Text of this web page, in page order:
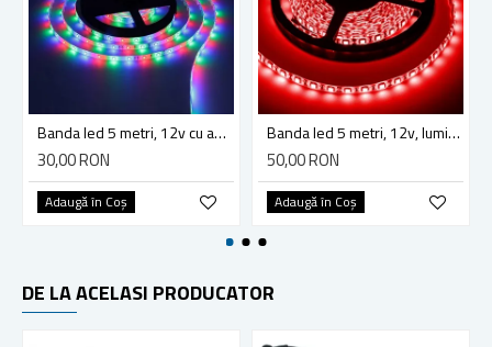
Banda led 5 metri, 12v cu adaptor, lumina RGB, telecomanda, adeziva
30,00 RON
Adaugă în Coş
Banda led 5 metri, 12v, lumina culoare rosu, 7.2w, ip65
50,00 RON
Adaugă în Coş
DE LA ACELASI PRODUCATOR